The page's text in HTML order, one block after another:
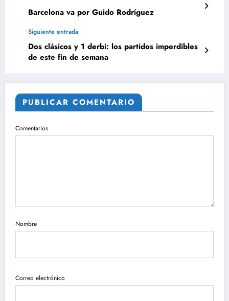
Barcelona va por Guido Rodríguez
Siguiente entrada
Dos clásicos y 1 derbi: los partidos imperdibles
de este fin de semana
PUBLICAR COMENTARIO
Comentarios
Nombre
Correo electrónico